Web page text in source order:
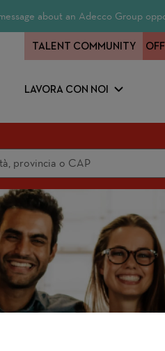
about an Adecco Group
LAVORA CON NOI
TALENT COMMUNITY